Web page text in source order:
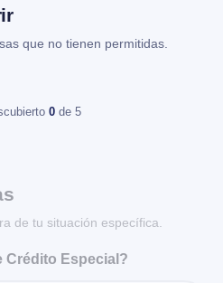
que no tienen permitidas.
0 de 5
de tu situación específica.
Crédito Especial?